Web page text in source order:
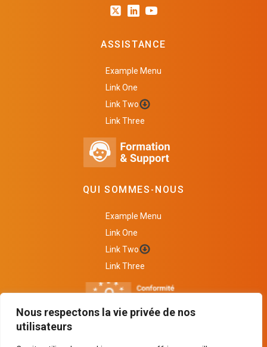
Nous respectons la vie privée de nos
utilisateurs
ASSISTANCE
Example Menu
Link One
Link Two
Link Three
QUI SOMMES-NOUS
Example Menu
Link One
Link Two
Link Three
BESOIN D'ÊTRE CONQUIS ?